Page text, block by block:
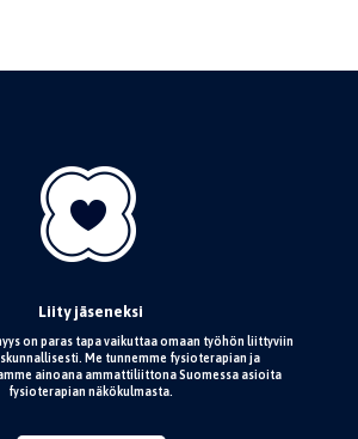
Liity jäseneksi
on paras tapa vaikuttaa omaan työhön liittyviin
Me tunnemme fysioterapian ja
ainoana ammattiliittona Suomessa asioita
fysioterapian näkökulmasta.